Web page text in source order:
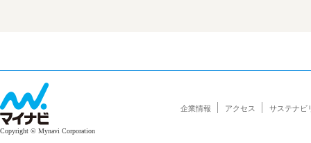
Copyright © Mynavi Corporation
企業情報 アクセス サステナビ